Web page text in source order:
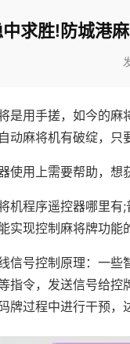
求胜!防城港
是用手搓，如今的
动麻将机有破绽，只
使用上需要帮助，想
机程序遥控器哪里
实现控制麻将牌功能
信号控制原理：一
指令，发送信号给
牌过程中进行干预，